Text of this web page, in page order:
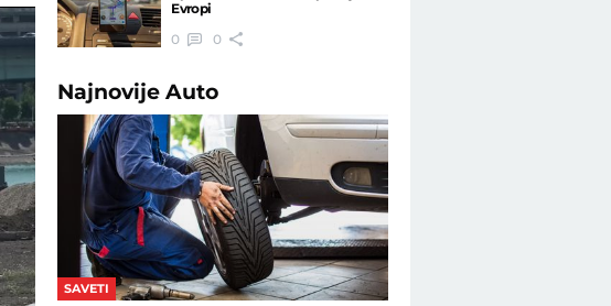
Evropi
0
0
NajnovijeAuto
SAVETI